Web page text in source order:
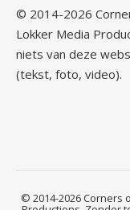
© 2014-2026
Lokker Media
niets van deze
(tekst, foto, video).
© 2014-2026 Corners